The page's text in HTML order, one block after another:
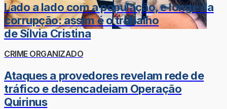
Lado a lado com a população, e longe da
corrupção: assim é o trabalho
de Sílvia Cristina
CRIME ORGANIZADO
Ataques a provedores revelam rede de
tráfico e desencadeiam Operação
Quirinus